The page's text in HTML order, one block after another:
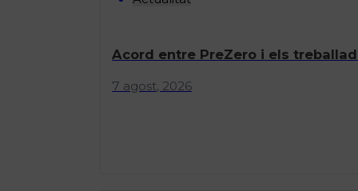
Acord entre PreZero i els
7 agost, 2026